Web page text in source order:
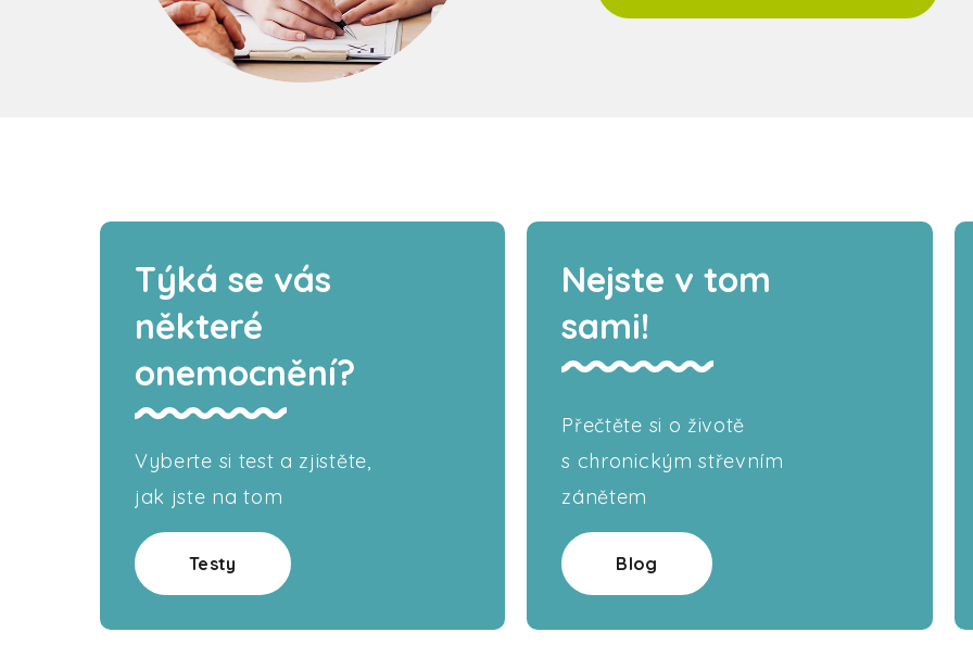
Týká se vás
některé
onemocnění?
Vyberte si test a zjistěte,
jak jste na tom
Testy
Nejste v tom
sami!
Přečtěte si o životě
s chronickým střevním
zánětem
Blog